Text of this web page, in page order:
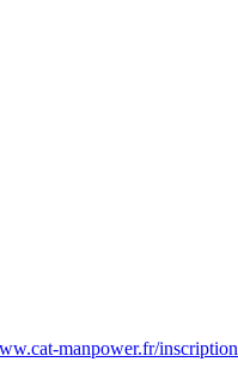
manpower.fr/inscription